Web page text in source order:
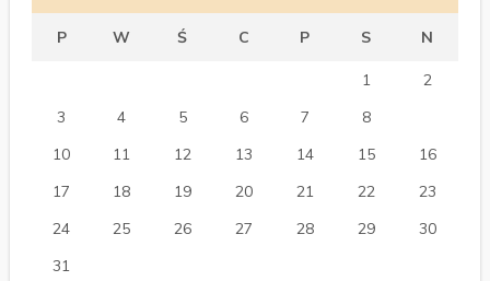
P W Ś C P S N
1
2
3
4 5 6 7 8
10
11 12 13 14 15
16
17
18 19 20 21 22
23
24
25 26 27 28 29
30
31